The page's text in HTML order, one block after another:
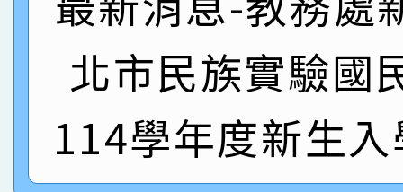
名
倩參加桃園市科展 國
名 指導老師王老師、
賀！本校四年二班張O
園市英語競賽國小朗讀
指導老師林老師
賀！本校參加桃園市中
賽 劉文瑛教師榮獲教
賀！本校參與2026世
北市民族實驗國
114學年度新生